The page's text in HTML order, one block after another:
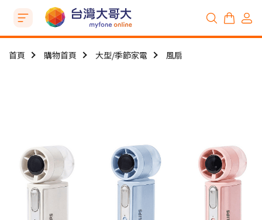
首頁 購物首頁 大型/季節家電 風扇